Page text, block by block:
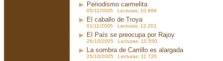
Periodismo carmelita
05/11/2005 Lecturas: 10.899
El caballo de Troya
01/11/2005 Lecturas: 12.201
El País se preocupa por Rajoy
26/10/2005 Lecturas: 10.550
La sombra de Carrillo es alargada
25/10/2005 Lecturas: 11.720